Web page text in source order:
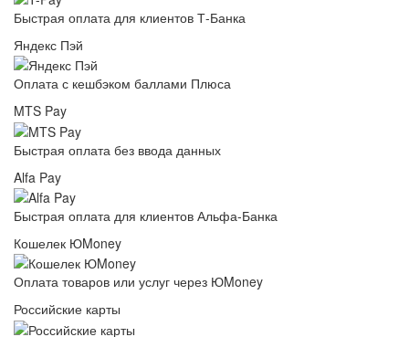
Быстрая оплата для клиентов Т-Банка
Яндекс Пэй
Оплата с кешбэком баллами Плюса
MTS Pay
Быстрая оплата без ввода данных
Alfa Pay
Быстрая оплата для клиентов Альфа-Банка
Кошелек ЮMoney
Оплата товаров или услуг через ЮMoney
Российские карты